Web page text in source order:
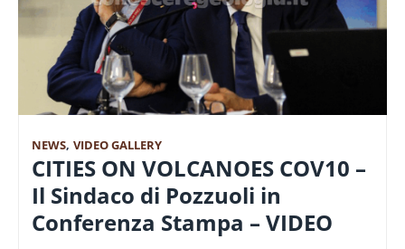
NEWS, VIDEO GALLERY
CITIES ON VOLCANOES COV10 –
Il Sindaco di Pozzuoli in
Conferenza Stampa – VIDEO